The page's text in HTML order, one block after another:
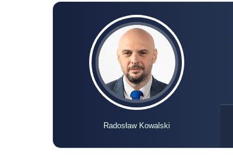
Radosław Kowalski